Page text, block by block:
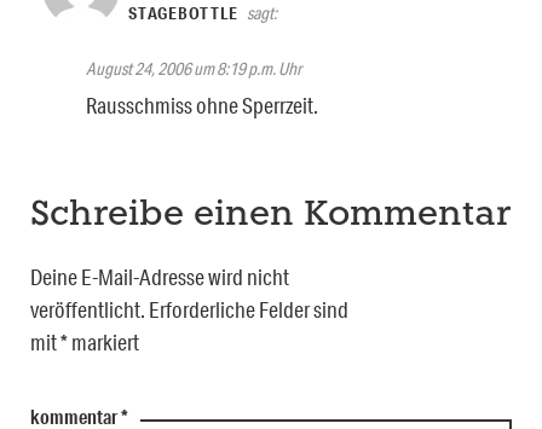
STAGEBOTTLE sagt:
August 24, 2006 um 8:19 p.m. Uhr
Rausschmiss ohne Sperrzeit.
Schreibe einen Kommentar
Deine E-Mail-Adresse wird nicht
veröffentlicht. Erforderliche Felder sind
mit*markiert
kommentar*